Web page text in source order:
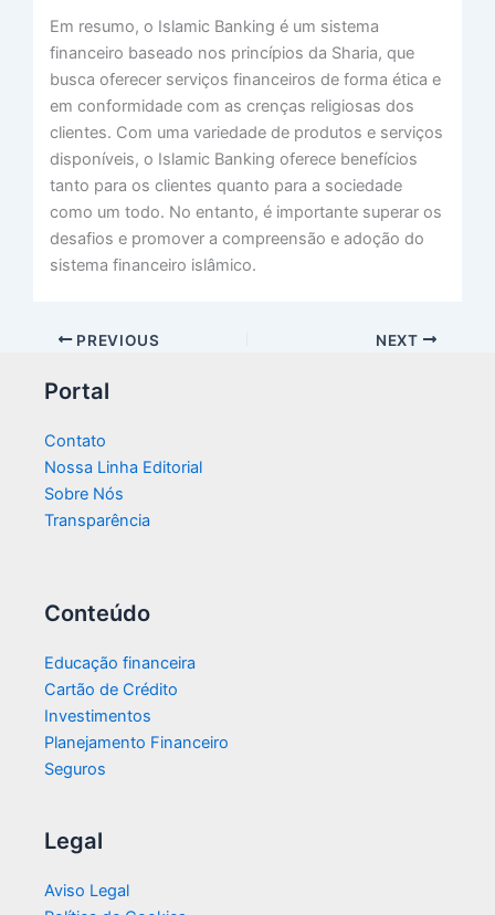
Em resumo, o Islamic Banking é um sistema
financeiro baseado nos princípios da Sharia, que
busca oferecer serviços financeiros de forma ética e
em conformidade com as crenças religiosas dos
clientes. Com uma variedade de produtos e serviços
disponíveis, o Islamic Banking oferece benefícios
tanto para os clientes quanto para a sociedade
como um todo. No entanto, é importante superar os
desafios e promover a compreensão e adoção do
sistema financeiro islâmico.
PREVIOUS NEXT
Portal
Contato
Nossa Linha Editorial
Sobre Nós
Transparência​
Conteúdo
Educação financeira
Cartão de Crédito
Investimentos
Planejamento Financeiro
Seguros
Legal
Aviso Legal